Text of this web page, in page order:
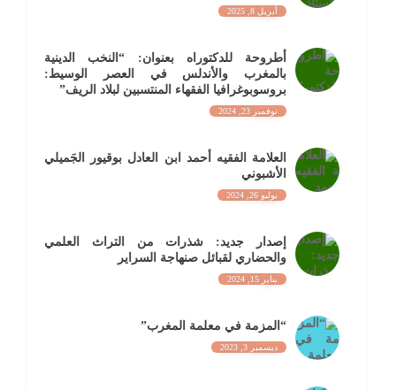
أبريل 8, 2025
أطروحة للدكتوراه بعنوان: “النخب الدينية
بالمغرب والأندلس في العصر الوسيط:
بروسوبوغرافيا الفقهاء المنتسبين لبلاد الريف”
نوفمبر 23, 2024
العلامة الفقيه أحمد ابن العادل بوقيور الجَميلي
الأشبوني
يوليو 26, 2024
إصدار جديد: شذرات من التراث العلمي
والحضاري لقبائل صنهاجة السراير
يناير 15, 2024
“المزمة في معلمة المغرب”
ديسمبر 3, 2023